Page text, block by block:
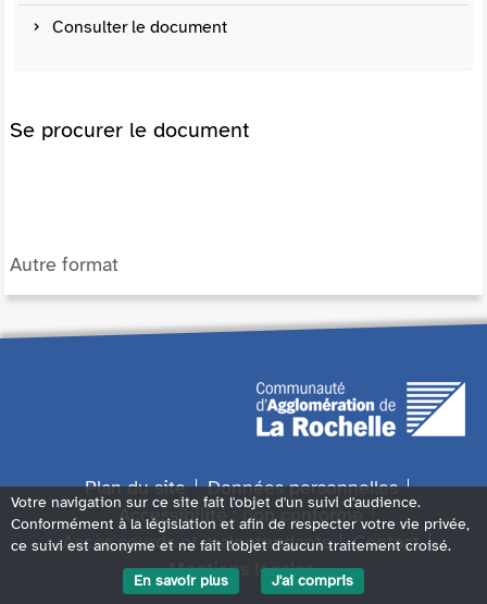
Consulter le document
Se procurer le document
Autre format
Plan du site
Données personnelles
Accessibilité : non conforme
Accès sourds et malentendants
Contact
Mentions légales
Votre navigation sur ce site fait l'objet d'un suivi d'audience.
Conformément à la législation et afin de respecter votre vie privée,
ce suivi est anonyme et ne fait l'objet d'aucun traitement croisé.
En savoir plus
J'ai compris